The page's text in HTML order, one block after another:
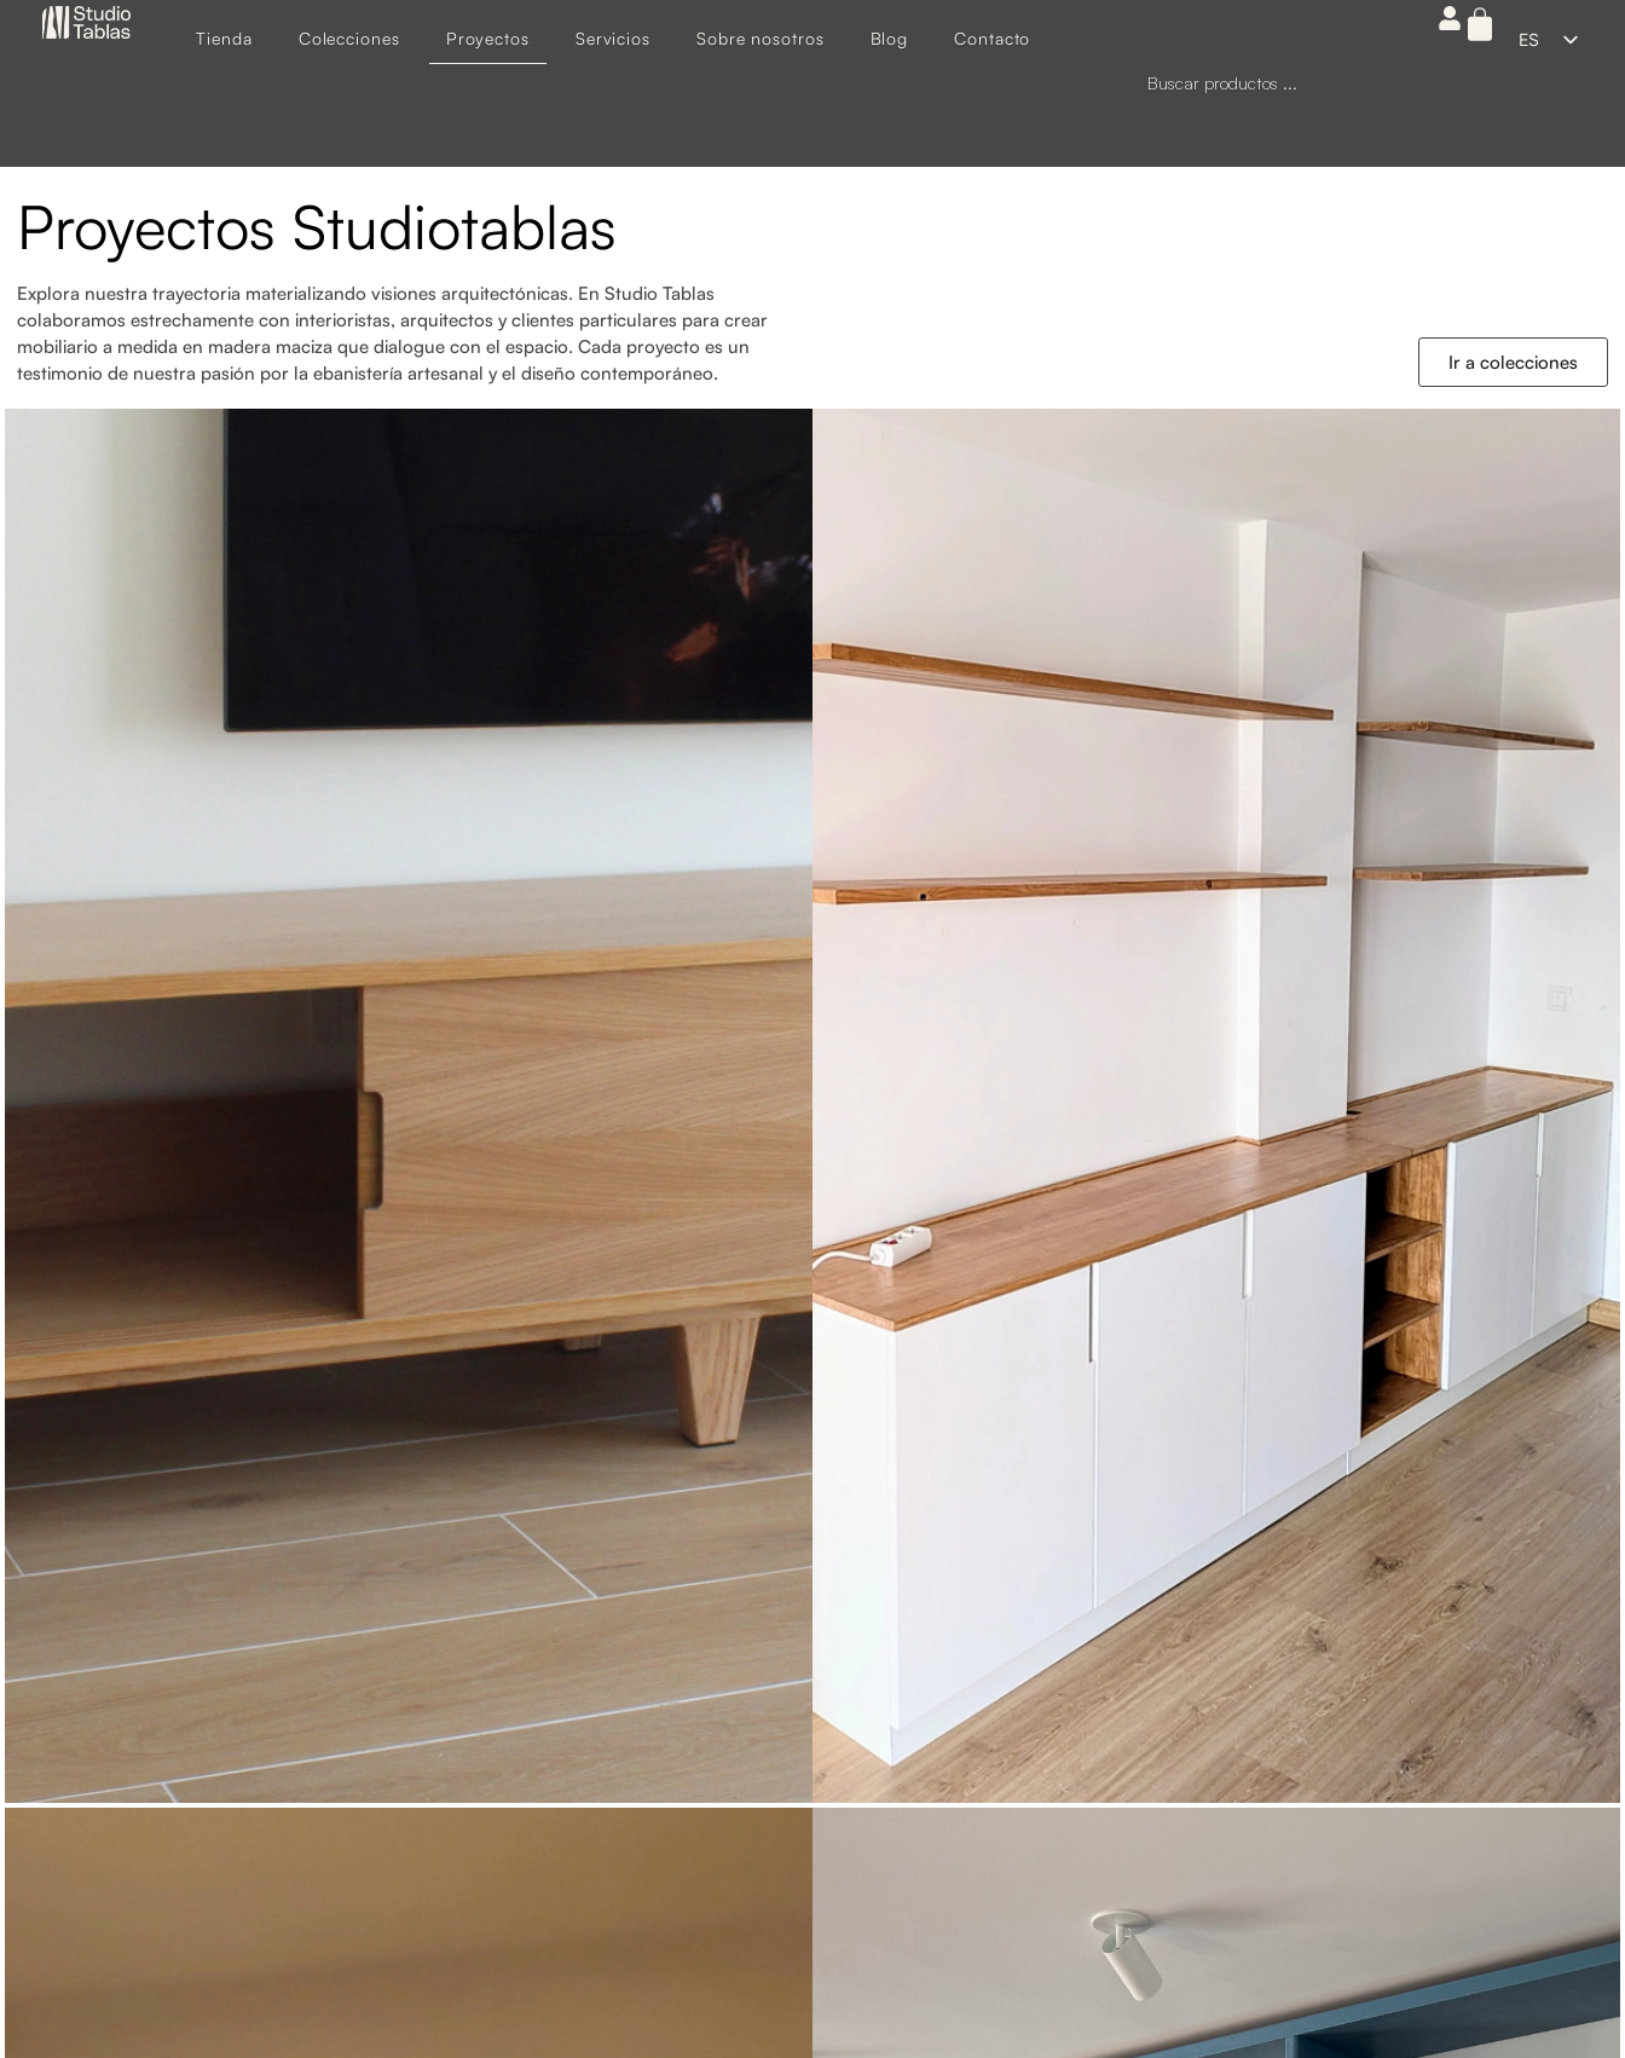
Tienda Colecciones Proyectos Servicios Sobre nosotros Blog Contacto
ES
Proyectos Studiotablas
Explora nuestra trayectoria materializando visiones arquitectónicas. En Studio Tablas
colaboramos estrechamente con interioristas, arquitectos y clientes particulares para crear
mobiliario a medida en madera maciza que dialogue con el espacio. Cada proyecto es un
testimonio de nuestra pasión por la ebanistería artesanal y el diseño contemporáneo.
Ir a colecciones